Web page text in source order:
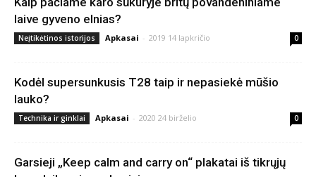
laive gyveno elnias?
Neįtikėtinos istorijos Apkasai - 2019 14 lapkričio 0
Kodėl supersunkusis T28 taip ir nepasiekė mūšio
lauko?
Technika ir ginklai Apkasai - 2020 24 birželio 0
Garsieji „Keep calm and carry on“ plakatai iš tikrųjų